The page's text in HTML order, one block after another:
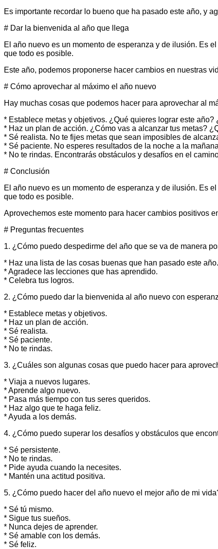
Es importante recordar lo bueno que ha pasado este año, y
# Dar la bienvenida al año que llega
El año nuevo es un momento de esperanza y de ilusión. Es
que todo es posible.
Este año, podemos proponerse hacer cambios en nuestras
# Cómo aprovechar al máximo el año nuevo
Hay muchas cosas que podemos hacer para aprovechar al
* Establece metas y objetivos. ¿Qué quieres lograr este
* Haz un plan de acción. ¿Cómo vas a alcanzar tus metas?
* Sé realista. No te fijes metas que sean imposibles de
* Sé paciente. No esperes resultados de la noche a la
* No te rindas. Encontrarás obstáculos y desafíos en el
# Conclusión
El año nuevo es un momento de esperanza y de ilusión. Es
que todo es posible.
Aprovechemos este momento para hacer cambios positivos
# Preguntas frecuentes
1. ¿Cómo puedo despedirme del año que se va de manera
* Haz una lista de las cosas buenas que han pasado este año.
* Agradece las lecciones que has aprendido.
* Celebra tus logros.
2. ¿Cómo puedo dar la bienvenida al año nuevo con
* Establece metas y objetivos.
* Haz un plan de acción.
* Sé realista.
* Sé paciente.
* No te rindas.
3. ¿Cuáles son algunas cosas que puedo hacer para
* Viaja a nuevos lugares.
* Aprende algo nuevo.
* Pasa más tiempo con tus seres queridos.
* Haz algo que te haga feliz.
* Ayuda a los demás.
4. ¿Cómo puedo superar los desafíos y obstáculos que
* Sé persistente.
* No te rindas.
* Pide ayuda cuando la necesites.
* Mantén una actitud positiva.
5. ¿Cómo puedo hacer del año nuevo el mejor año de mi
* Sé tú mismo.
* Sigue tus sueños.
* Nunca dejes de aprender.
* Sé amable con los demás.
* Sé feliz.